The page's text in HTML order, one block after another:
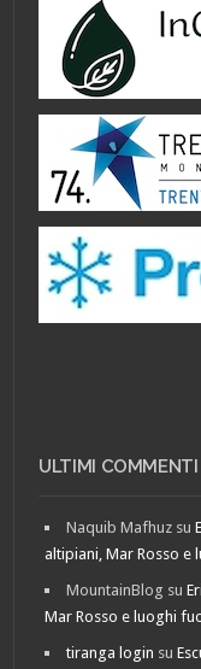
ULTIMI COMMENTI
Naquib Mafhuz su
altipiani, Mar Rosso
MountainBlog su
Mar Rosso e luoghi
tiranga login su